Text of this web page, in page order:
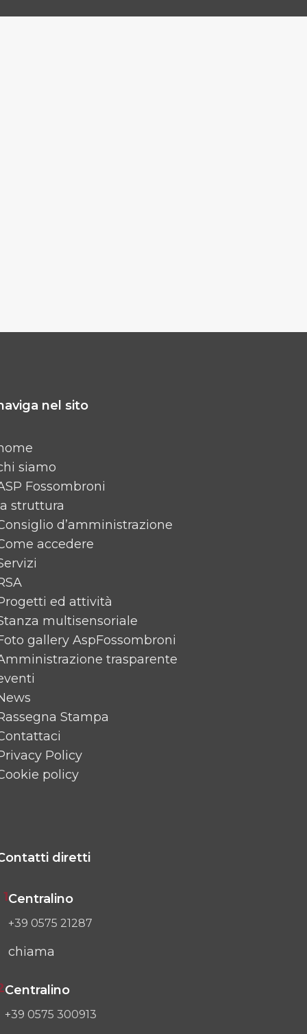
nel sito
siamo
Fossombroni
struttura
d’amministrazione
accedere
ed attività
multisensoriale
gallery AspFossombroni
trasparente
Stampa
Policy
policy
diretti
1Centralino
+39 0575 21287
chiama
Centralino
+39 0575 300913